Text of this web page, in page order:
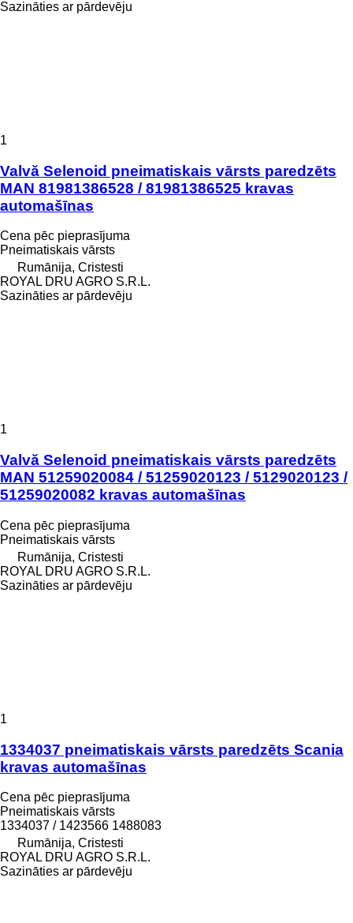
Sazināties ar pārdevēju
1
Valvă Selenoid pneimatiskais vārsts paredzēts
MAN 81981386528 / 81981386525 kravas
automašīnas
Cena pēc pieprasījuma
Pneimatiskais vārsts
Rumānija, Cristesti
ROYAL DRU AGRO S.R.L.
Sazināties ar pārdevēju
1
Valvă Selenoid pneimatiskais vārsts paredzēts
MAN 51259020084 / 51259020123 / 5129020123 /
51259020082 kravas automašīnas
Cena pēc pieprasījuma
Pneimatiskais vārsts
Rumānija, Cristesti
ROYAL DRU AGRO S.R.L.
Sazināties ar pārdevēju
1
1334037 pneimatiskais vārsts paredzēts Scania
kravas automašīnas
Cena pēc pieprasījuma
Pneimatiskais vārsts
1334037 / 1423566 1488083
Rumānija, Cristesti
ROYAL DRU AGRO S.R.L.
Sazināties ar pārdevēju